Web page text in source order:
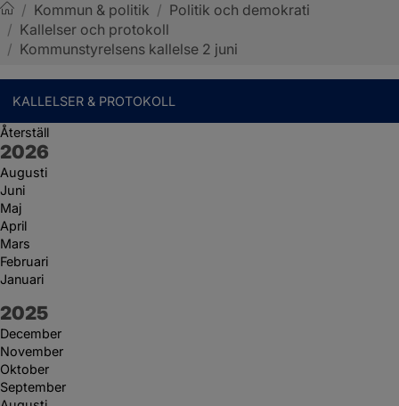
Sotenäs kommun
/ Kommun & politik / Politik och demokrati
/ Kallelser och protokoll
/ Kommunstyrelsens kallelse 2 juni
KALLELSER & PROTOKOLL
Återställ
År:
2026
Augusti
Juni
Maj
April
Mars
Februari
Januari
År:
2025
December
November
Oktober
September